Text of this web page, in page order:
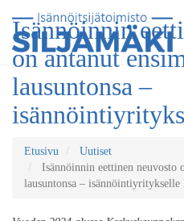
Isännöinnin
on antanut
lausuntonsa –
Etusivu
Uutiset
Isännöinnin eettinen neuvosto
lausuntonsa – isännöintiyritykselle